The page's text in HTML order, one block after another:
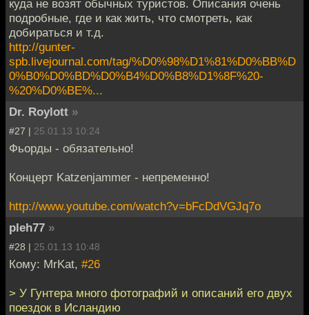
куда не возят обычных туристов. Описания очень
подробные, где и как жить, что смотреть, как
добираться и т.д.
http://gunter-
spb.livejournal.com/tag/%D0%98%D1%81%D0%BB%D
0%B0%D0%BD%D0%B4%D0%B8%D1%8F%20-
%20%D0%BE%...
Dr. Roylott »
#27 | 25.01.13 10:24
Фьорды - обязательно!
Концерт Katzenjammer - непременно!
http://www.youtube.com/watch?v=bFcDdVGJq7o
pleh77 »
#28 | 25.01.13 10:48
Кому: MrKat, #26
> У Гунтера много фотографий и описаний его двух
поездок в Исландию